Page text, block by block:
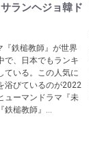
ランヘジョ韓ド
『鉄槌教師』が世界
で、日本でもランキ
ている。この人気に
浴びているのが2022
ューマンドラマ『未
鉄槌教師』...